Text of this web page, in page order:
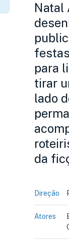
Natal
para
tirar
lado
da
Direção
Atores